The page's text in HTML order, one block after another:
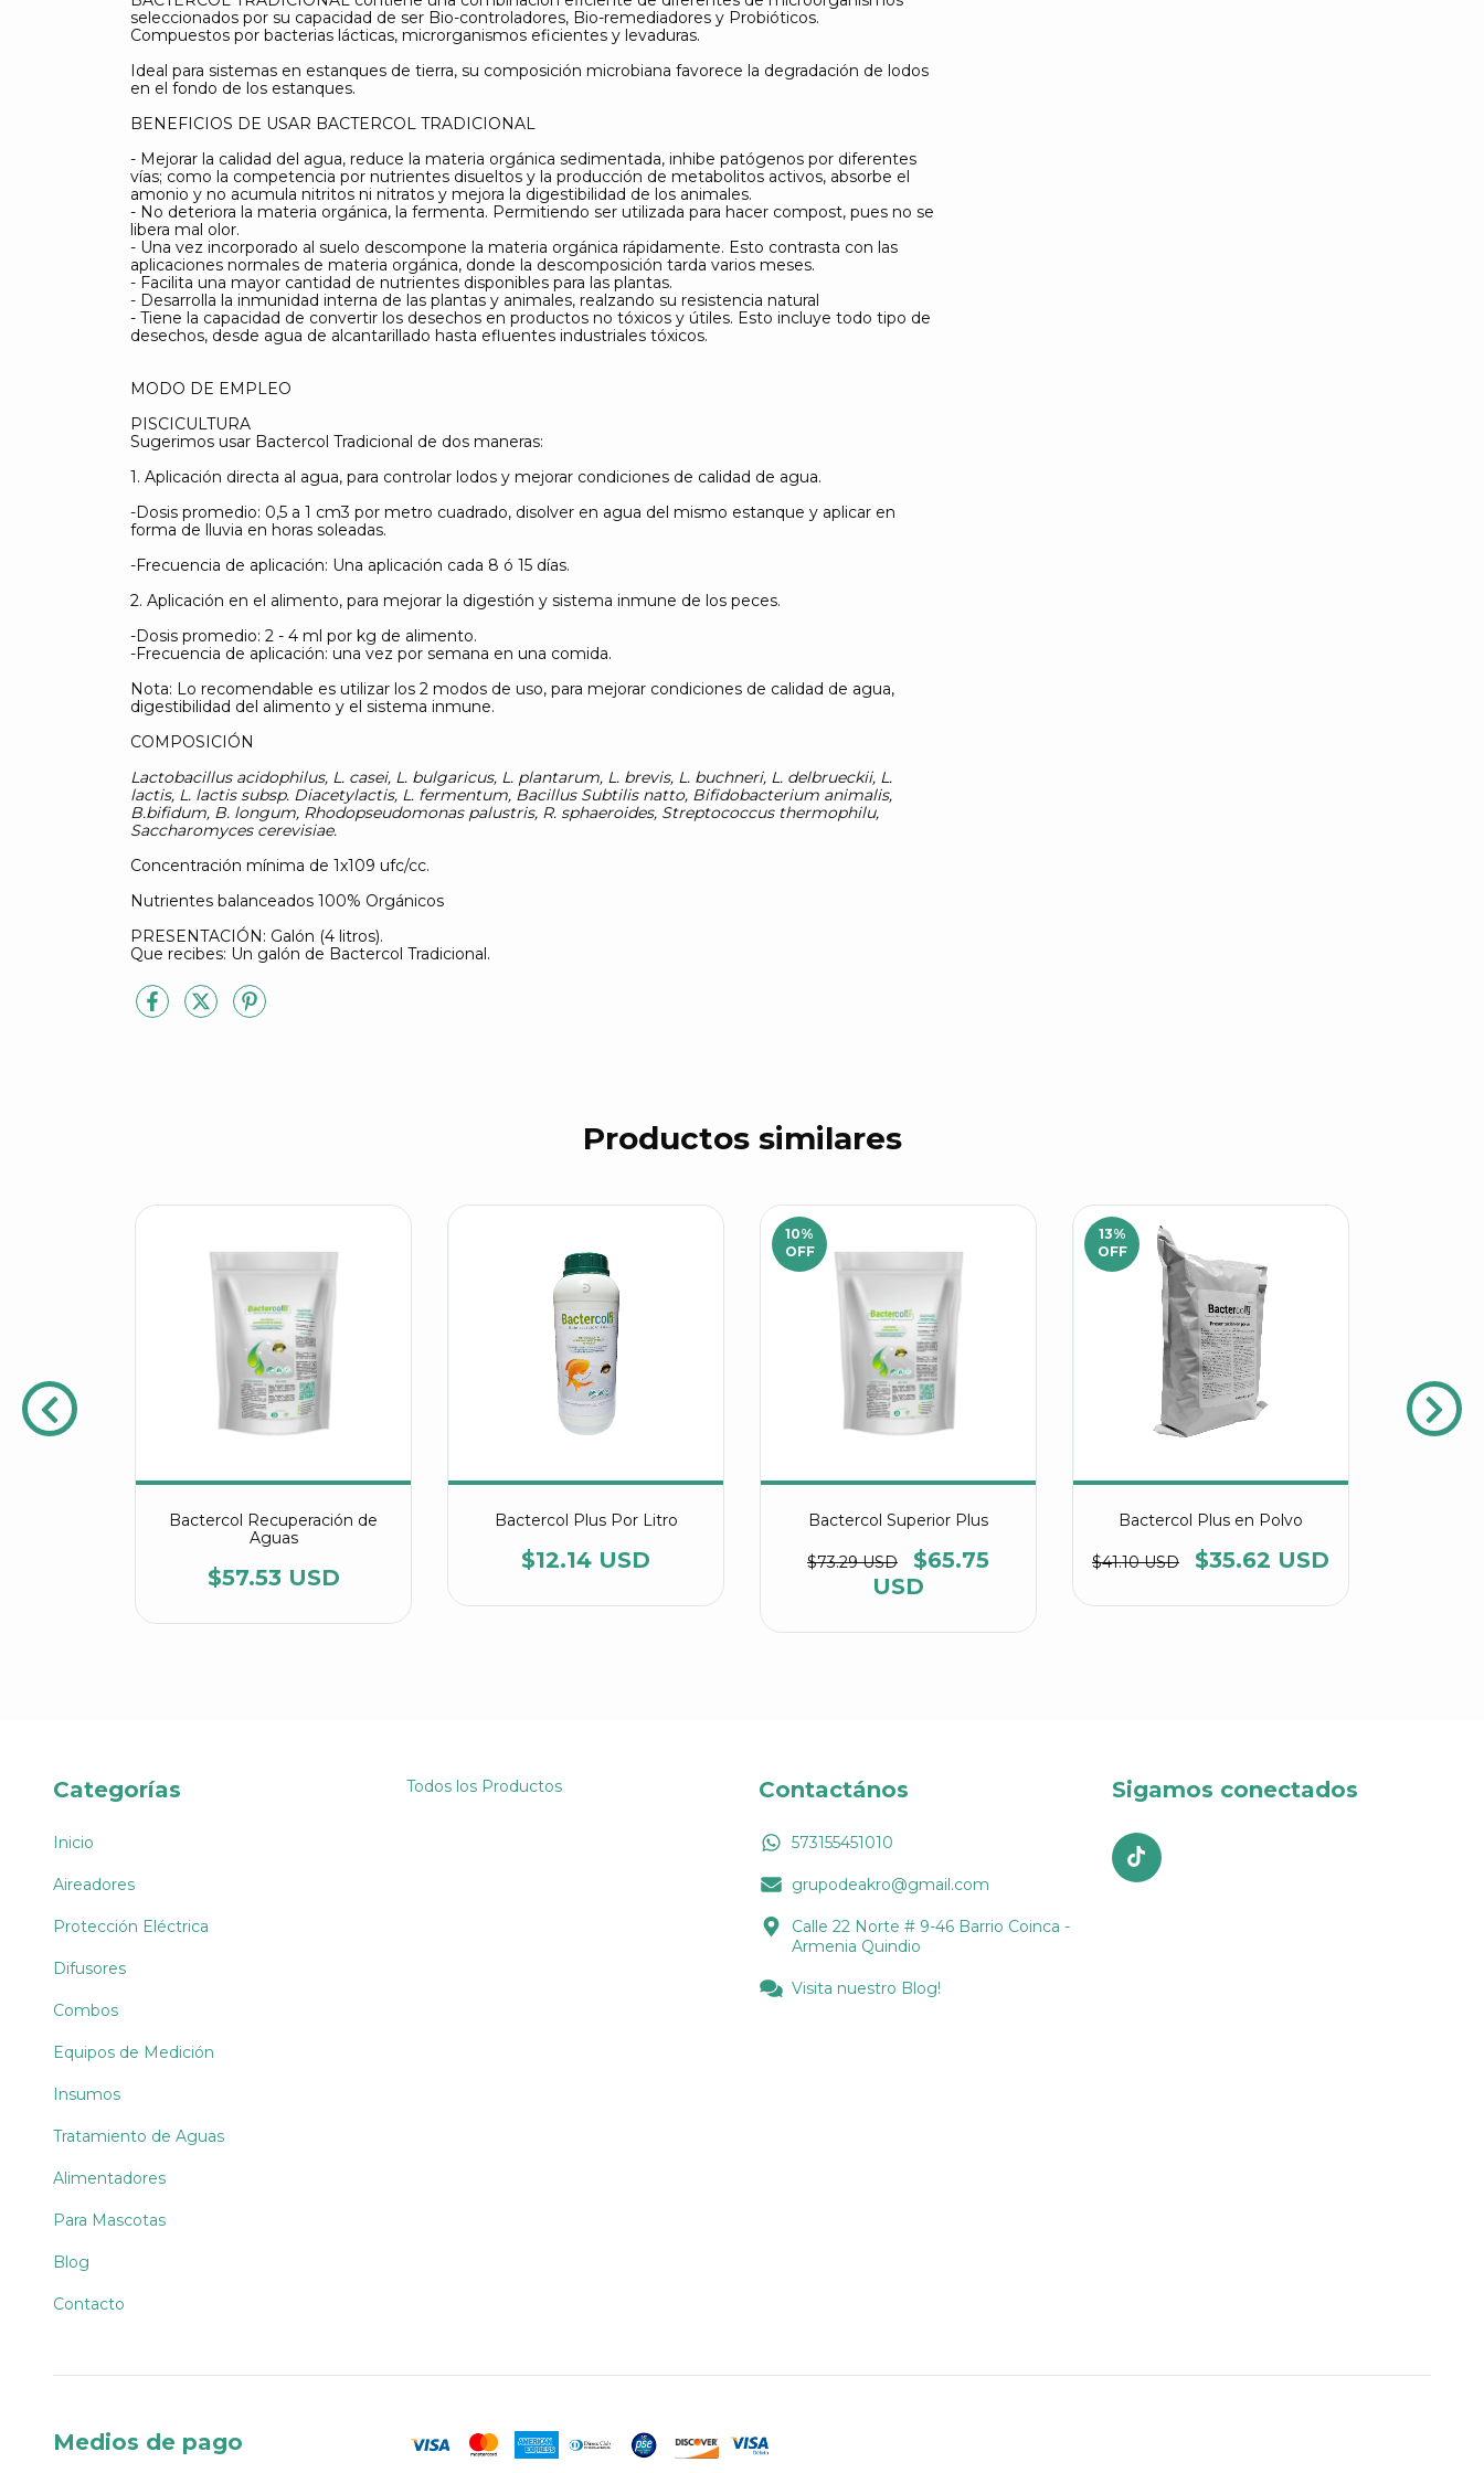
seleccionados por su capacidad de ser Bio-controladores, Bio-remediadores y Probióticos.
Compuestos por bacterias lácticas, microrganismos eficientes y levaduras.
Ideal para sistemas en estanques de tierra, su composición microbiana favorece la degradación de lodos
en el fondo de los estanques.
BENEFICIOS DE USAR BACTERCOL TRADICIONAL
- Mejorar la calidad del agua, reduce la materia orgánica sedimentada, inhibe patógenos por diferentes
vías; como la competencia por nutrientes disueltos y la producción de metabolitos activos, absorbe el
amonio y no acumula nitritos ni nitratos y mejora la digestibilidad de los animales.
- No deteriora la materia orgánica, la fermenta. Permitiendo ser utilizada para hacer compost, pues no se
libera mal olor.
- Una vez incorporado al suelo descompone la materia orgánica rápidamente. Esto contrasta con las
aplicaciones normales de materia orgánica, donde la descomposición tarda varios meses.
- Facilita una mayor cantidad de nutrientes disponibles para las plantas.
- Desarrolla la inmunidad interna de las plantas y animales, realzando su resistencia natural
- Tiene la capacidad de convertir los desechos en productos no tóxicos y útiles. Esto incluye todo tipo de
desechos, desde agua de alcantarillado hasta efluentes industriales tóxicos.
MODO DE EMPLEO
PISCICULTURA
Sugerimos usar Bactercol Tradicional de dos maneras:
1. Aplicación directa al agua, para controlar lodos y mejorar condiciones de calidad de agua.
-Dosis promedio: 0,5 a 1 cm3 por metro cuadrado, disolver en agua del mismo estanque y aplicar en
forma de lluvia en horas soleadas.
-Frecuencia de aplicación: Una aplicación cada 8 ó 15 días.
2. Aplicación en el alimento, para mejorar la digestión y sistema inmune de los peces.
-Dosis promedio: 2 - 4 ml por kg de alimento.
-Frecuencia de aplicación: una vez por semana en una comida.
Nota: Lo recomendable es utilizar los 2 modos de uso, para mejorar condiciones de calidad de agua,
digestibilidad del alimento y el sistema inmune.
COMPOSICIÓN
Lactobacillus acidophilus, L. casei, L. bulgaricus, L. plantarum, L. brevis, L. buchneri, L. delbrueckii, L.
lactis, L. lactis subsp. Diacetylactis, L. fermentum, Bacillus Subtilis natto, Bifidobacterium animalis,
B.bifidum, B. longum, Rhodopseudomonas palustris, R. sphaeroides, Streptococcus thermophilu,
Saccharomyces cerevisiae.
Concentración mínima de 1x109 ufc/cc.
Nutrientes balanceados 100% Orgánicos
PRESENTACIÓN: Galón (4 litros).
Que recibes: Un galón de Bactercol Tradicional.
Productos similares
Bactercol Recuperación de
Aguas
$57.53 USD
Bactercol Plus Por Litro
$12.14 USD
10%
OFF
Bactercol Superior Plus
$73.29 USD
$65.75
USD
13%
OFF
Bactercol Plus en Polvo
$41.10 USD $35.62 USD
Categorías
Inicio
Aireadores
Protección Eléctrica
Difusores
Combos
Equipos de Medición
Insumos
Tratamiento de Aguas
Alimentadores
Para Mascotas
Blog
Contacto
Todos los Productos Contactános
573155451010
grupodeakro@gmail.com
Calle 22 Norte # 9-46 Barrio Coinca -
Armenia Quindio
Visita nuestro Blog!
Sigamos conectados
Medios de pago